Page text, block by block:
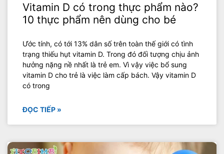
Vitamin D có trong thực phẩm nào?
10 thực phẩm nên dùng cho bé
Ước tính, có tới 13% dân số trên toàn thế giới có tình
trạng thiếu hụt vitamin D. Trong đó đối tượng chịu ảnh
hưởng nặng nề nhất là trẻ em. Vì vậy việc bổ sung
vitamin D cho trẻ là việc làm cấp bách. Vậy vitamin D
có trong
ĐỌC TIẾP »